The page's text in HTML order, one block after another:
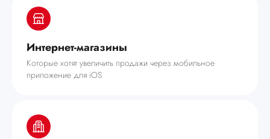
Интернет-магазины
Которые хотят увеличить продажи через мобильное
приложение для iOS